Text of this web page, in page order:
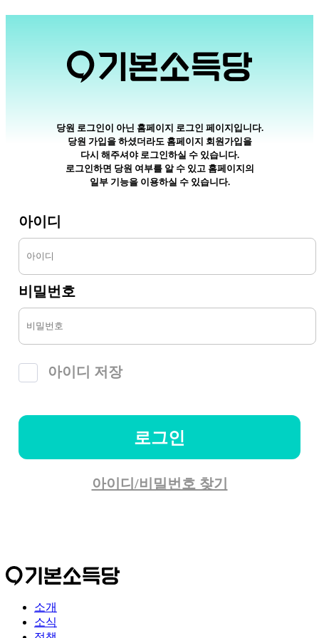
당원 로그인이 아닌 홈페이지 로그인 페이지입니다.
당원 가입을 하셨더라도 홈페이지 회원가입을
다시 해주셔야 로그인하실 수 있습니다.
로그인하면 당원 여부를 알 수 있고 홈페이지의
일부 기능을 이용하실 수 있습니다.
아이디
비밀번호
아이디 저장
로그인
아이디/비밀번호 찾기
소개
소식